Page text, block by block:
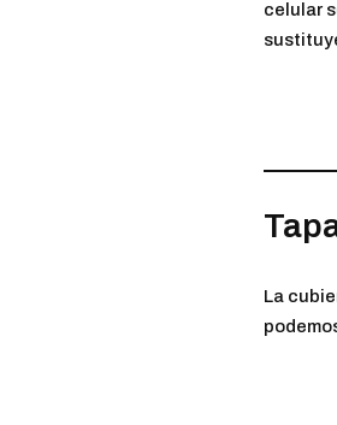
celular
La